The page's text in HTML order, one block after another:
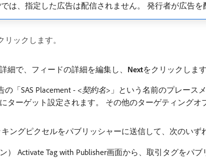
では、指定した広告は配信されません。 発行者が広告を
リックします。
細で、フィードの詳細を編集し、 Nextをクリックします
の「SAS Placement - <契約名>」という名前のプレース
ターゲット設定されます。 その他のターゲティングオ
ングピクセルをパブリッシャーに送信して、次のいず
ン） Activate Tag with Publisher画面から、取引タグをパ